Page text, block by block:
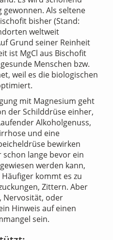
Als seltene
bisher (Stand:
weltweit
Grund seiner Reinheit
ist MgCl aus Bischofit
Menschen bzw.
weil es die biologischen
mit Magnesium geht
der Schilddrüse einher,
Alkoholgenuss,
und eine
bewirken
schon lange bevor ein
werden kann,
kommt es zu
Zittern. Aber
Nervosität, oder
Hinweis auf einen
sein.